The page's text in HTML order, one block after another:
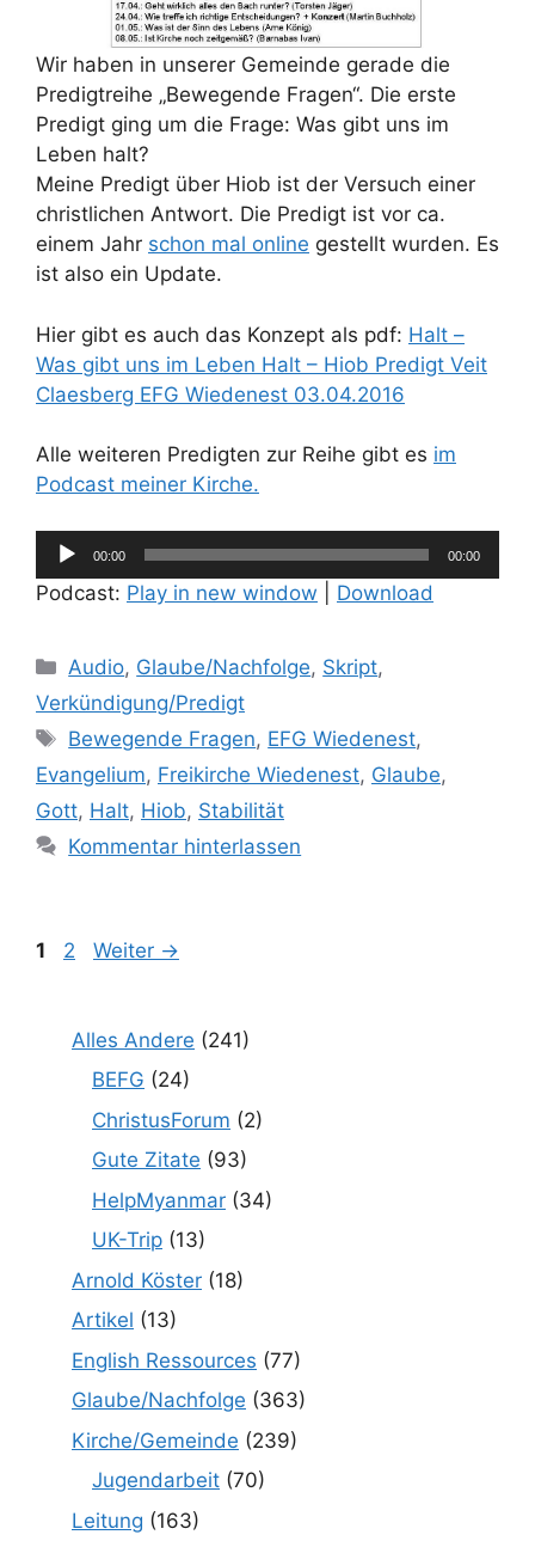
Wir haben in unserer Gemeinde gerade die
Predigtreihe „Bewegende Fragen“. Die erste
Predigt ging um die Frage: Was gibt uns im
Leben halt?
Meine Predigt über Hiob ist der Versuch einer
christlichen Antwort. Die Predigt ist vor ca.
einem Jahr schon mal online gestellt wurden. Es
ist also ein Update.
Hier gibt es auch das Konzept als pdf: Halt –
Was gibt uns im Leben Halt – Hiob Predigt Veit
Claesberg EFG Wiedenest 03.04.2016
Alle weiteren Predigten zur Reihe gibt es im
Podcast meiner Kirche.
Audio-
Player
00:00 00:00
Podcast: Play in new window Download
Kategorien
Audio, Glaube/Nachfolge, Skript,
Verkündigung/Predigt
Schlagwörter
Bewegende Fragen, EFG Wiedenest,
Evangelium, Freikirche Wiedenest, Glaube,
Gott, Halt, Hiob, Stabilität
Kommentar hinterlassen
Seite
1 Seite
2 Weiter →
Alles Andere (241)
BEFG (24)
ChristusForum (2)
Gute Zitate (93)
HelpMyanmar (34)
UK-Trip (13)
Arnold Köster (18)
Artikel (13)
English Ressources (77)
Glaube/Nachfolge (363)
Kirche/Gemeinde (239)
Jugendarbeit (70)
Leitung (163)